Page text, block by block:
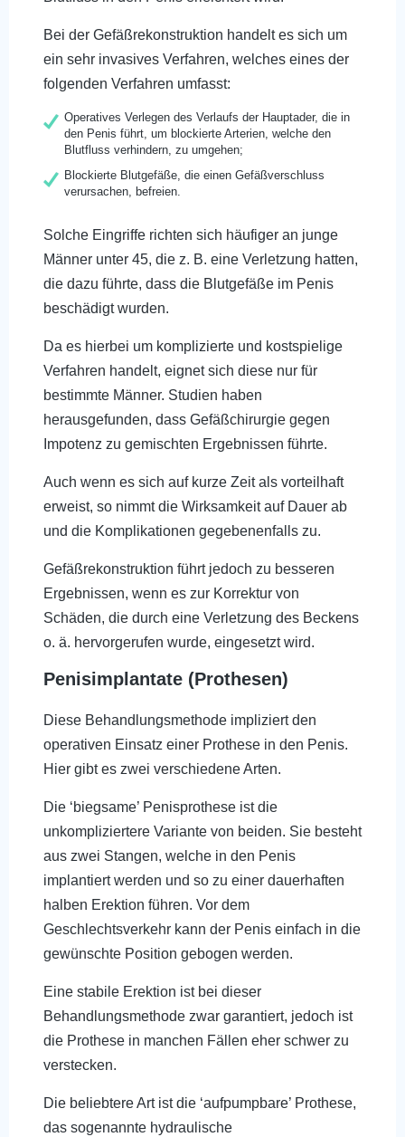
Bei der Gefäßrekonstruktion handelt es sich um
ein sehr invasives Verfahren, welches eines der
folgenden Verfahren umfasst:
Operatives Verlegen des Verlaufs der Hauptader, die in
den Penis führt, um blockierte Arterien, welche den
Blutfluss verhindern, zu umgehen;
Blockierte Blutgefäße, die einen Gefäßverschluss
verursachen, befreien.
Solche Eingriffe richten sich häufiger an junge
Männer unter 45, die z. B. eine Verletzung hatten,
die dazu führte, dass die Blutgefäße im Penis
beschädigt wurden.
Da es hierbei um komplizierte und kostspielige
Verfahren handelt, eignet sich diese nur für
bestimmte Männer. Studien haben
herausgefunden, dass Gefäßchirurgie gegen
Impotenz zu gemischten Ergebnissen führte.
Auch wenn es sich auf kurze Zeit als vorteilhaft
erweist, so nimmt die Wirksamkeit auf Dauer ab
und die Komplikationen gegebenenfalls zu.
Gefäßrekonstruktion führt jedoch zu besseren
Ergebnissen, wenn es zur Korrektur von
Schäden, die durch eine Verletzung des Beckens
o. ä. hervorgerufen wurde, eingesetzt wird.
Penisimplantate (Prothesen)
Diese Behandlungsmethode impliziert den
operativen Einsatz einer Prothese in den Penis.
Hier gibt es zwei verschiedene Arten.
Die ‘biegsame’ Penisprothese ist die
unkompliziertere Variante von beiden. Sie besteht
aus zwei Stangen, welche in den Penis
implantiert werden und so zu einer dauerhaften
halben Erektion führen. Vor dem
Geschlechtsverkehr kann der Penis einfach in die
gewünschte Position gebogen werden.
Eine stabile Erektion ist bei dieser
Behandlungsmethode zwar garantiert, jedoch ist
die Prothese in manchen Fällen eher schwer zu
verstecken.
Die beliebtere Art ist die ‘aufpumpbare’ Prothese,
das sogenannte hydraulische